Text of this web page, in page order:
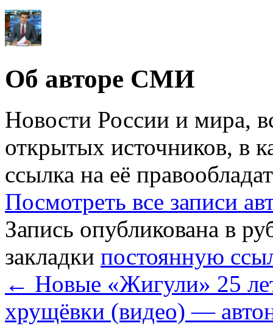
Об авторе СМИ
Новости России и мира,
открытых источников, в
ссылка на её
Посмотреть все записи
Запись опубликована в
закладки постоянную
← Новые «Жигули» 25
хрущёвки (видео) —